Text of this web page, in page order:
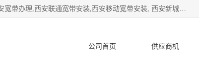
公司主要经营西安电信宽带安装,西安光纤专线安装,西安宽带安装,西安宽带办理,西安联通宽带安装,西安移动宽带安装, 西安新城赛派通讯商行从事西安地区的联通，移动，电信宽带安装，光纤专线安装，宽带办理等业务
公司首页 供应商机